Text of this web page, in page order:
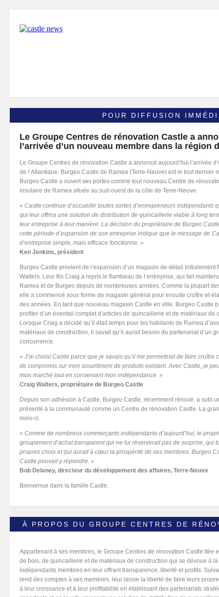
POUR DIFFUSION
Le Groupe Centres de rénovation Castle a
l’arrivée d’un nouveau membre dans la région
Le Groupe Centres de rénovation Castle a annoncé aujourd’hui l’arrivée
de l’Atlantique. Burgeo Castle de Ramea (Terre-Neuve) est le tout dernier
Burgeo Castle a ouvert ses portes comme tout nouveau Centre de
insulaire de Ramea située au sud-ouest de la côte de Terre-Neuve.
« Castle continue d’accueillir toutes sortes d’entrepreneurs indépendants
qui leur offrira une solution de distribution de quincaillerie viable à long
leur entreprise à leur manière. La décision du propriétaire de Burgeo
cette période d’expansion de son entreprise indique que le message de
d’entreprise simple, mais efficace fonctionne. »
Ken Jenkins, président
Burgeo Castle provient de l’expansion d’un magasin de détail
Walters. Leur fils Craig a repris le flambeau de l’entreprise, qui fait
Ramea et de Burgeo depuis de nombreuses années. Comme la plupart
elle a commencé sous forme de magasin général pour ensuite croître et
des années. En tant que nouveau magasin Castle en ville, Burgeo Castle
profiter d’un éventail complet d’articles de quincaillerie et de matériaux de
Lorsque Craig a décidé qu’il était temps pour les habitants de Ramea
matériaux de construction, il savait qu’il aurait besoin du partenariat d’un
concurrence.
« J’ai choisi Castle parce que je savais qu’il me permettrait de faire croître
de compromis sur mon assortiment de produits existant. Avec Castle, je
mon marché tout en conservant mon indépendance. »
Craig Walters, propriétaire de Burgeo Castle
Depuis son adhésion à Castle, Burgeo Castle, récemment rénové, a subi
présenté à la communauté comme un Centre de rénovation Castle. La
mois-ci.
« Comme de nombreux commerçants indépendants d’aujourd’hui, le
groupement d’achat transparent qui ne lui réserverait pas de surprise, qui
propres choix et qui aurait à cœur la prospérité de ses membres. Burgeo
Castle pouvait y répondre. »
Bob Delaney, directeur du développement des affaires, Terre-Neuve
Bienvenue dans la famille Castle.
À PROPOS DU GROUPE CENTRES DE
Appartenant à ses membres, le Groupe Centres de rénovation Castle ltée
de bois, de quincaillerie et de matériaux de construction qui se dévoue à
indépendants membres en leur offrant transparence, liberté et profits.
rend des comptes à ses membres, leur laisse la liberté de faire leurs
à leur croissance et à leur profitabilité en établissant des partenariats